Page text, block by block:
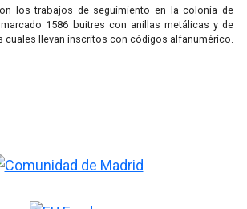
los trabajos de seguimiento en la colonia de
1586 buitres con anillas metálicas y de
cuales llevan inscritos con códigos alfanumérico.